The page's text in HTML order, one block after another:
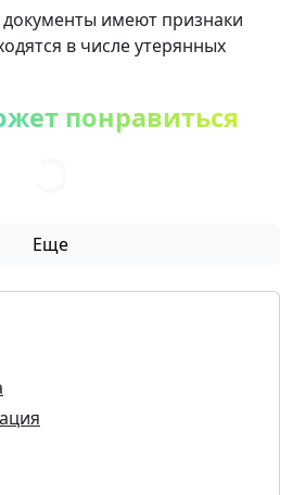
имеют признаки
в числе утерянных
понравиться
Еще